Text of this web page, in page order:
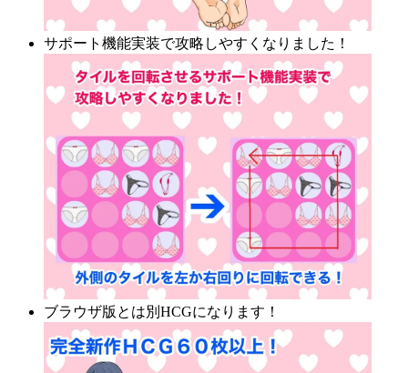
サポート機能実装で攻略しやすくなりました！
ブラウザ版とは別HCGになります！